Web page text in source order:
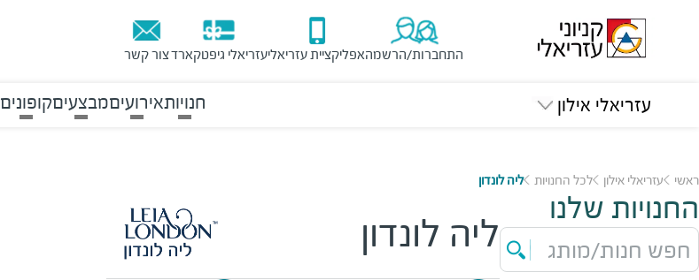
התחברות/הרשמהאפליקציית עזריאליעזריאלי גיפטקארדצור קשר
עזריאלי אילון חנויותאירועיםמבצעיםקופונים
ראשי עזריאלי אילון לכל החנויות ליה לונדון
החנויות שלנו
חפש חנות/מותג ליה לונדון